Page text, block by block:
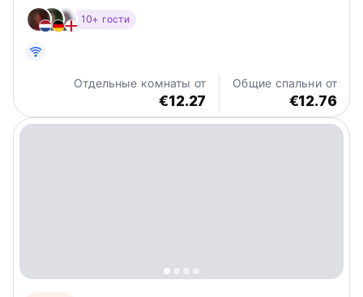
Kuta Lombok. The hostel features 4 rooms, each with
6 capsule beds, providing a private and cozy space
10+ гости
Отдельные комнаты от
€12.27
Общие спальни от
€12.76